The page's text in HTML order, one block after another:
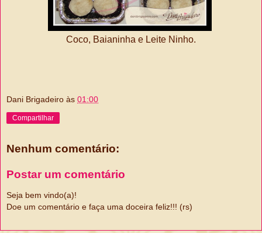
Coco, Baianinha e Leite Ninho.
Dani Brigadeiro às 01:00
Compartilhar
Nenhum comentário:
Postar um comentário
Seja bem vindo(a)!
Doe um comentário e faça uma doceira feliz!!! (rs)